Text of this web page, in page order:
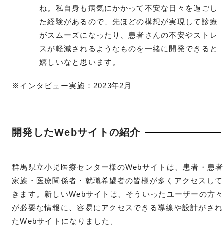
ね。私自身も病気にかかって不安な日々を過ごし
た経験があるので、先ほどの構想が実現して診療
がスムーズになったり、患者さんの不安やストレ
スが軽減されるようなものを一緒に開発できると
嬉しいなと思います。
※インタビュー実施：2023年2月
開発したWebサイトの紹介
群馬県立小児医療センター様のWebサイトは、患者・患者
家族・医療関係者・就職希望者の皆様が多くアクセスして
きます。新しいWebサイトは、そういったユーザーの方々
が必要な情報に、容易にアクセスできる導線や設計がされ
たWebサイトになりました。